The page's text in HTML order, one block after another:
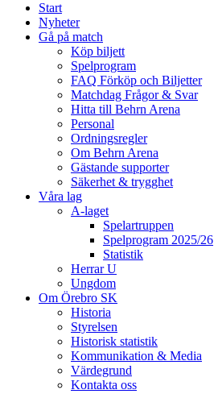
Start
Nyheter
Gå på match
Köp biljett
Spelprogram
FAQ Förköp och Biljetter
Matchdag Frågor & Svar
Hitta till Behrn Arena
Personal
Ordningsregler
Om Behrn Arena
Gästande supporter
Säkerhet & trygghet
Våra lag
A-laget
Spelartruppen
Spelprogram 2025/26
Statistik
Herrar U
Ungdom
Om Örebro SK
Historia
Styrelsen
Historisk statistik
Kommunikation & Media
Värdegrund
Kontakta oss